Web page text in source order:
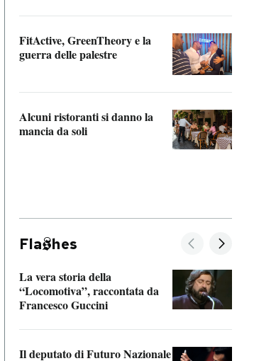
FitActive, GreenTheory e la
guerra delle palestre
Alcuni ristoranti si danno la
mancia da soli
Fla hes
La vera storia della
“Locomotiva”, raccontata da
Francesco Guccini
Il deputato di Futuro Nazionale